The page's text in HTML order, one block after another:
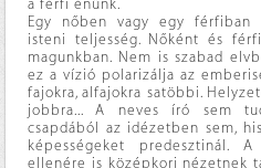
a férfi énünk.
Egy nőben vagy egy férfiban
isteni teljesség. Nőként és
magunkban. Nem is szabad
ez a vízió polarizálja az
fajokra, alfajokra satöbbi.
jobbra... A neves író sem
csapdából az idézetben sem,
képességeket predesztinál.
ellenére is középkori nézetnek